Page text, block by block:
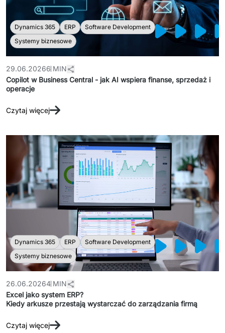
Dynamics 365 ERP
Software Development
Systemy biznesowe
29.06.20266 MIN
Copilot w Business Central - jak AI wspiera finanse, sprzedaż i
operacje
Czytaj więcej
Dynamics 365 ERP
Software Development
Systemy biznesowe
26.06.20264 MIN
Excel jako system ERP?
Kiedy arkusze przestają wystarczać do zarządzania firmą
Czytaj więcej